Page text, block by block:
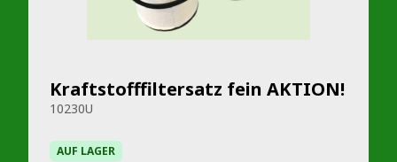
Kraftstofffiltersatz fein AKTION!
10230U
AUF LAGER